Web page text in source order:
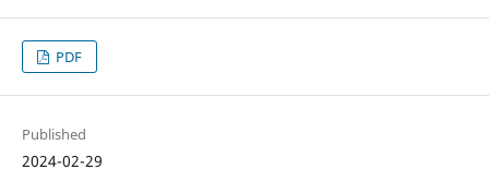
PDF
Published
2024-02-29